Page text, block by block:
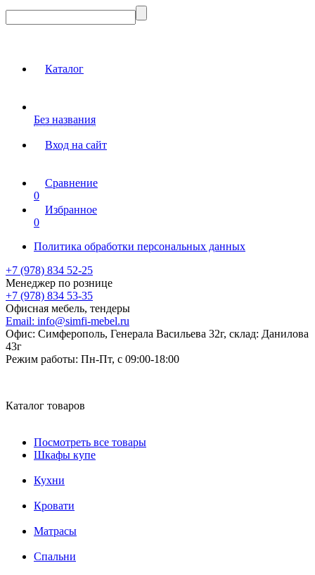
Каталог
Без названия
Вход на сайт
Сравнение
0
Избранное
0
Политика обработки персональных данных
+7 (978) 834 52-25
Менеджер по рознице
+7 (978) 834 53-35
Офисная мебель, тендеры
Email: info@simfi-mebel.ru
Офис: Симферополь, Генерала Васильева 32г, склад: Данилова
43г
Режим работы: Пн-Пт, с 09:00-18:00
Каталог товаров
Посмотреть все товары
Шкафы купе
Кухни
Кровати
Матрасы
Cпальни